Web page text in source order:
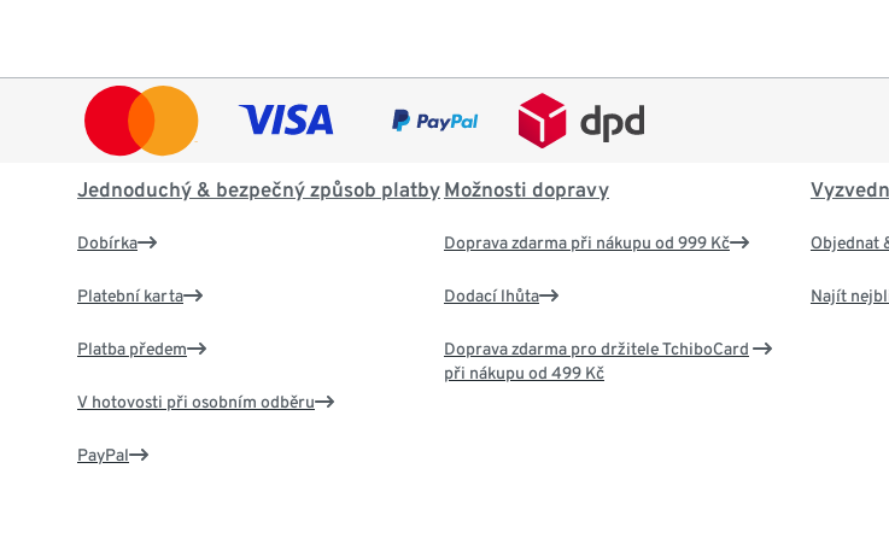
Jednoduchý & bezpečný způsob platby
Dobírka
Platební karta
Platba předem
V hotovosti při osobním odběru
PayPal
Možnosti dopravy
Doprava zdarma při nákupu od 999 Kč
Dodací lhůta
Doprava zdarma pro držitele TchiboCard
při nákupu od 499 Kč
Objednat
Najít